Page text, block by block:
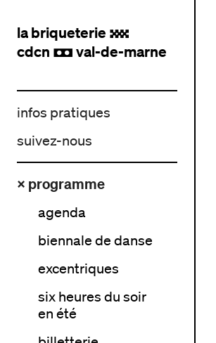
la briqueterie .
cdcn , val-de-marne
infos pratiques
suivez-nous
× programme
agenda
biennale de danse
excentriques
six heures du soir
en été